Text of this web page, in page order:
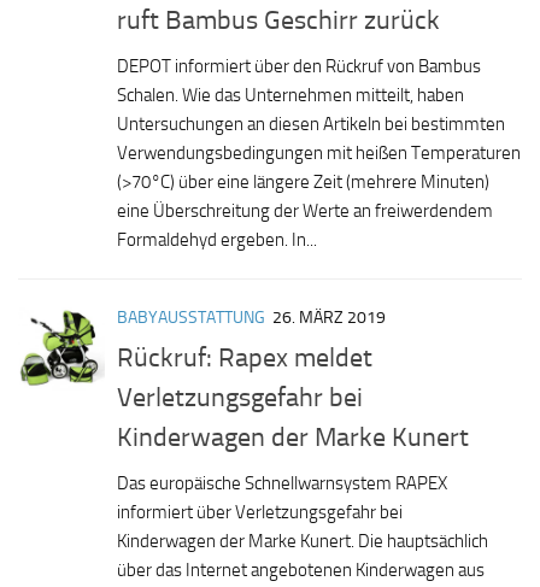
ruft Bambus Geschirr zurück
DEPOT informiert über den Rückruf von Bambus
Schalen. Wie das Unternehmen mitteilt, haben
Untersuchungen an diesen Artikeln bei bestimmten
Verwendungsbedingungen mit heißen Temperaturen
(>70°C) über eine längere Zeit (mehrere Minuten)
eine Überschreitung der Werte an freiwerdendem
Formaldehyd ergeben. In...
BABYAUSSTATTUNG 26. MÄRZ 2019
Rückruf: Rapex meldet
Verletzungsgefahr bei
Kinderwagen der Marke Kunert
Das europäische Schnellwarnsystem RAPEX
informiert über Verletzungsgefahr bei
Kinderwagen der Marke Kunert. Die hauptsächlich
über das Internet angebotenen Kinderwagen aus